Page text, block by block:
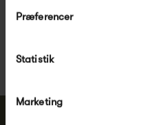
Præferencer
Statistik
Marketing
Pssst.. Følg med på